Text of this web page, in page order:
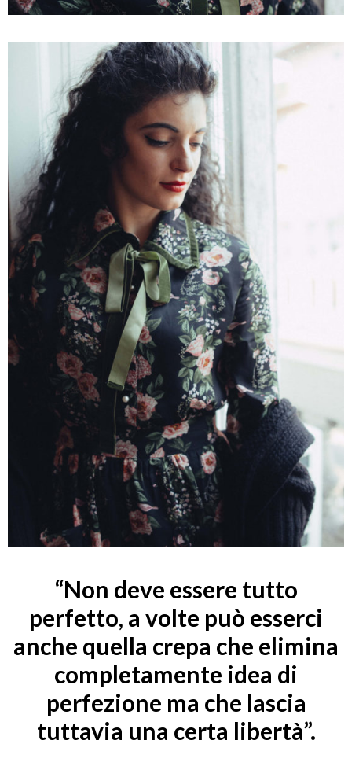
“Non deve essere tutto
perfetto, a volte può esserci
anche quella crepa che elimina
completamente idea di
perfezione ma che lascia
tuttavia una certa libertà”.